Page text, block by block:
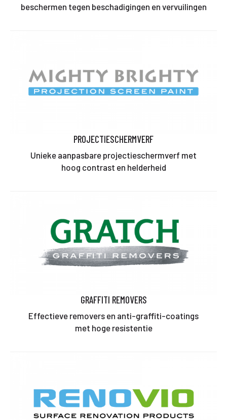
beschermen tegen beschadigingen en vervuilingen
PROJECTIESCHERMVERF
Unieke aanpasbare projectieschermverf met
hoog contrast en helderheid
GRAFFITI REMOVERS
Effectieve removers en anti-graffiti-coatings
met hoge resistentie